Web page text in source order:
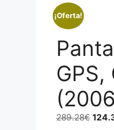
¡Oferta!
289.28€ El